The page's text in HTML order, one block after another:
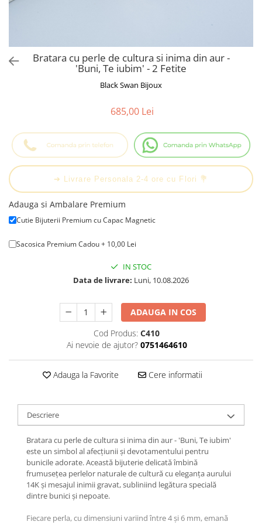
Profesoare
Cadouri Cupluri
Bijuterii Tematice Sport
Bijuterii cu mesaj Motivational
Bijuterii personalizate cu poza
Bratara cu perle de cultura si inima din aur -
'Buni, Te iubim' - 2 Fetite
Black Swan Bijoux
685,00 Lei
➔ Livrare Personala 2-4 ore cu Flori 💐
Adauga si Ambalare Premium
Cutie Bijuterii Premium cu Capac Magnetic
Sacosica Premium Cadou + 10,00 Lei
IN STOC
Data de livrare: Luni, 10.08.2026
ADAUGA IN COS
Cod Produs: C410
Ai nevoie de ajutor? 0751464610
Adauga la Favorite Cere informatii
Descriere
Bratara cu perle de cultura si inima din aur - 'Buni, Te iubim'
este un simbol al afecțiunii și devotamentului pentru
bunicile adorate. Această bijuterie delicată îmbină
frumusețea perlelor naturale de cultură cu eleganța aurului
14K și mesajul inimii gravat, subliniind legătura specială
dintre bunici și nepoate.
Fiecare perla, cu dimensiuni variind între 4 și 6 mm, emană